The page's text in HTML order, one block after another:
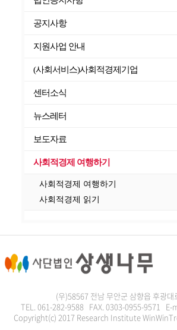
공지사항
지원사업 안내
(사회서비스)사회적경제기업
센터소식
뉴스레터
보도자료
사회적경제 여행하기
사회적경제 여행하기
사회적경제 읽기
(우)58567 전남 무안군 삼향읍 후광대
TEL. 061-282-9588 FAX. 0303-0955-9571 E-
Copyright(c) 2017 Research Institute